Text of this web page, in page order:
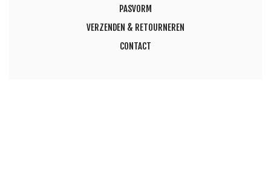
PASVORM
VERZENDEN & RETOURNEREN
CONTACT